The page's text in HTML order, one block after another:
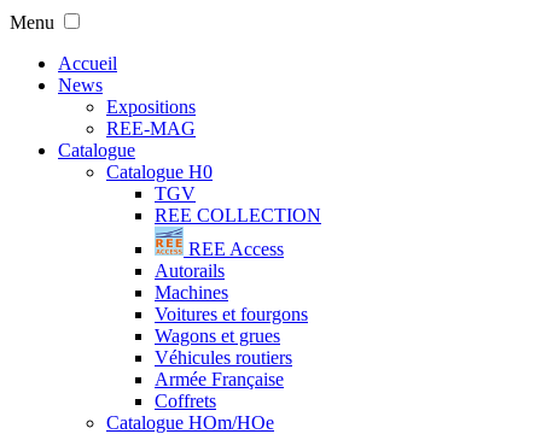
Menu
Accueil
News
Expositions
REE-MAG
Catalogue
Catalogue H0
TGV
REE COLLECTION
REE Access
Autorails
Machines
Voitures et fourgons
Wagons et grues
Véhicules routiers
Armée Française
Coffrets
Catalogue HOm/HOe